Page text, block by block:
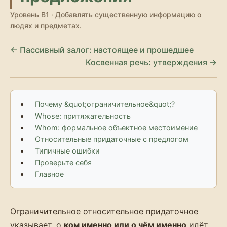
Уровень B1 · Добавлять существенную информацию о
людях и предметах.
← Пассивный залог: настоящее и прошедшее
Косвенная речь: утверждения →
Почему &quot;ограничительное&quot;?
Whose: притяжательность
Whom: формальное объектное местоимение
Относительные придаточные с предлогом
Типичные ошибки
Проверьте себя
Главное
Ограничительное относительное придаточное
указывает, о ком именно или о чём именно идёт